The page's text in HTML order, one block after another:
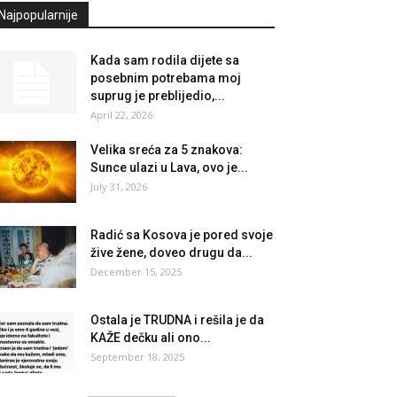
Kada sam rodila dijete sa
posebnim potrebama moj
suprug je preblijedio,...
April 22, 2026
Velika sreća za 5 znakova:
Sunce ulazi u Lava, ovo je...
July 31, 2026
Radić sa Kosova je pored svoje
žive žene, doveo drugu da...
December 15, 2025
Ostala je TRUDNA i rešila je da
KAŽE dečku ali ono...
September 18, 2025